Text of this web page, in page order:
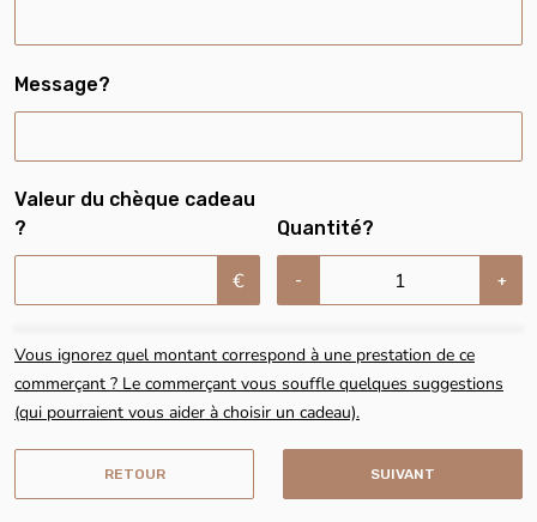
Message?
Valeur du chèque cadeau
?
€
Quantité?
- +
Vous ignorez quel montant correspond à une prestation de ce
commerçant ? Le commerçant vous souffle quelques suggestions
(qui pourraient vous aider à choisir un cadeau).
RETOUR SUIVANT